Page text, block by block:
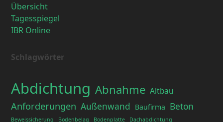
Übersicht
Tagesspiegel
IBR Online
Schlagwörter
Abdichtung Abnahme Altbau
Anforderungen Außenwand Baufirma Beton
Beweissicherung Bodenbelag Bodenplatte Dachabdichtung